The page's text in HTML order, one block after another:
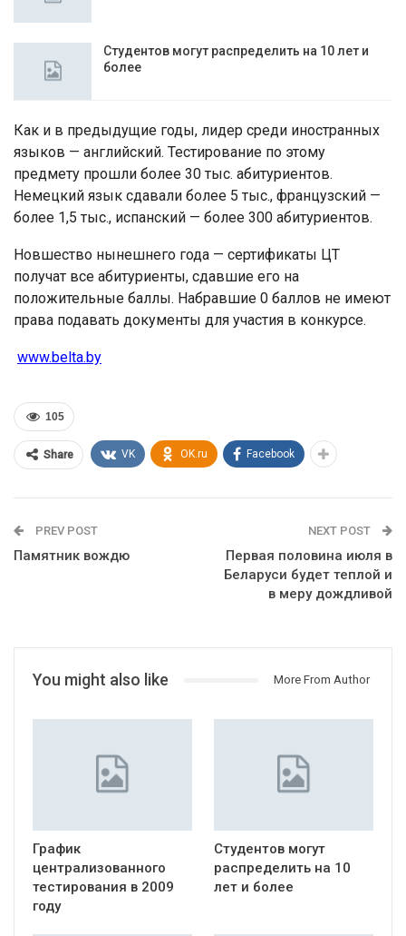
Студентов могут распределить на 10 лет и
более
Как и в предыдущие годы, лидер среди иностранных
языков — английский. Тестирование по этому
предмету прошли более 30 тыс. абитуриентов.
Немецкий язык сдавали более 5 тыс., французский —
более 1,5 тыс., испанский — более 300 абитуриентов.
Новшество нынешнего года — сертификаты ЦТ
получат все абитуриенты, сдавшие его на
положительные баллы. Набравшие 0 баллов не имеют
права подавать документы для участия в конкурсе.
www.belta.by
105
Share VK OK.ru Facebook
PREV POST
Памятник вождю
NEXT POST
Первая половина июля в
Беларуси будет теплой и
в меру дождливой
You might also like More From Author
График
централизованного
тестирования в 2009
году
Студентов могут
распределить на 10
лет и более